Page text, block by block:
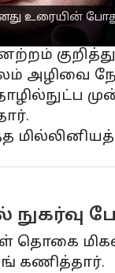
உரையின்
அழிவை
கணித்தார்.